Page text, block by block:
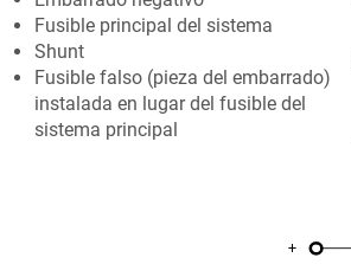
Fusible principal del sistema
Shunt
Fusible falso (pieza del embarrado)
instalada en lugar del fusible del
sistema principal